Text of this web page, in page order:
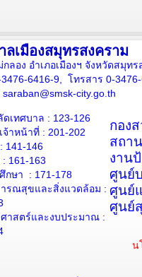
ลเมืองสมุทรสงคราม
ลอง อำเภอเมืองฯ จังหวัดสมุท
6416-9, โทรสาร 0-
saraban@smsk-city.go.th
เทศบาล : 123-126
จ้าหน้าที่ : 201-202
141-146
: 161-163
กษา : 171-178
ารณสุขและสิ่งแวดล้อม :
ศาสตร์และงบประมาณ :
กอง
สถา
งาน
ศูนย์
ศูนย์
ศูนย์
น